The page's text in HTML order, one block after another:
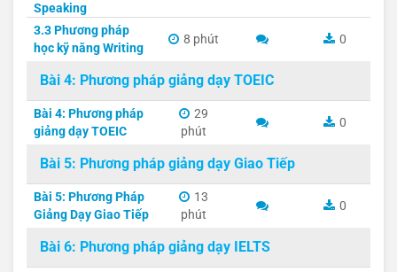
Speaking
3.3 Phương pháp
học kỹ năng Writing
8 phút 0
Bài 4: Phương pháp giảng dạy TOEIC
Bài 4: Phương pháp
giảng dạy TOEIC
29
phút
0
Bài 5: Phương pháp giảng dạy Giao Tiếp
Bài 5: Phương Pháp
Giảng Dạy Giao Tiếp
13
phút
0
Bài 6: Phương pháp giảng dạy IELTS